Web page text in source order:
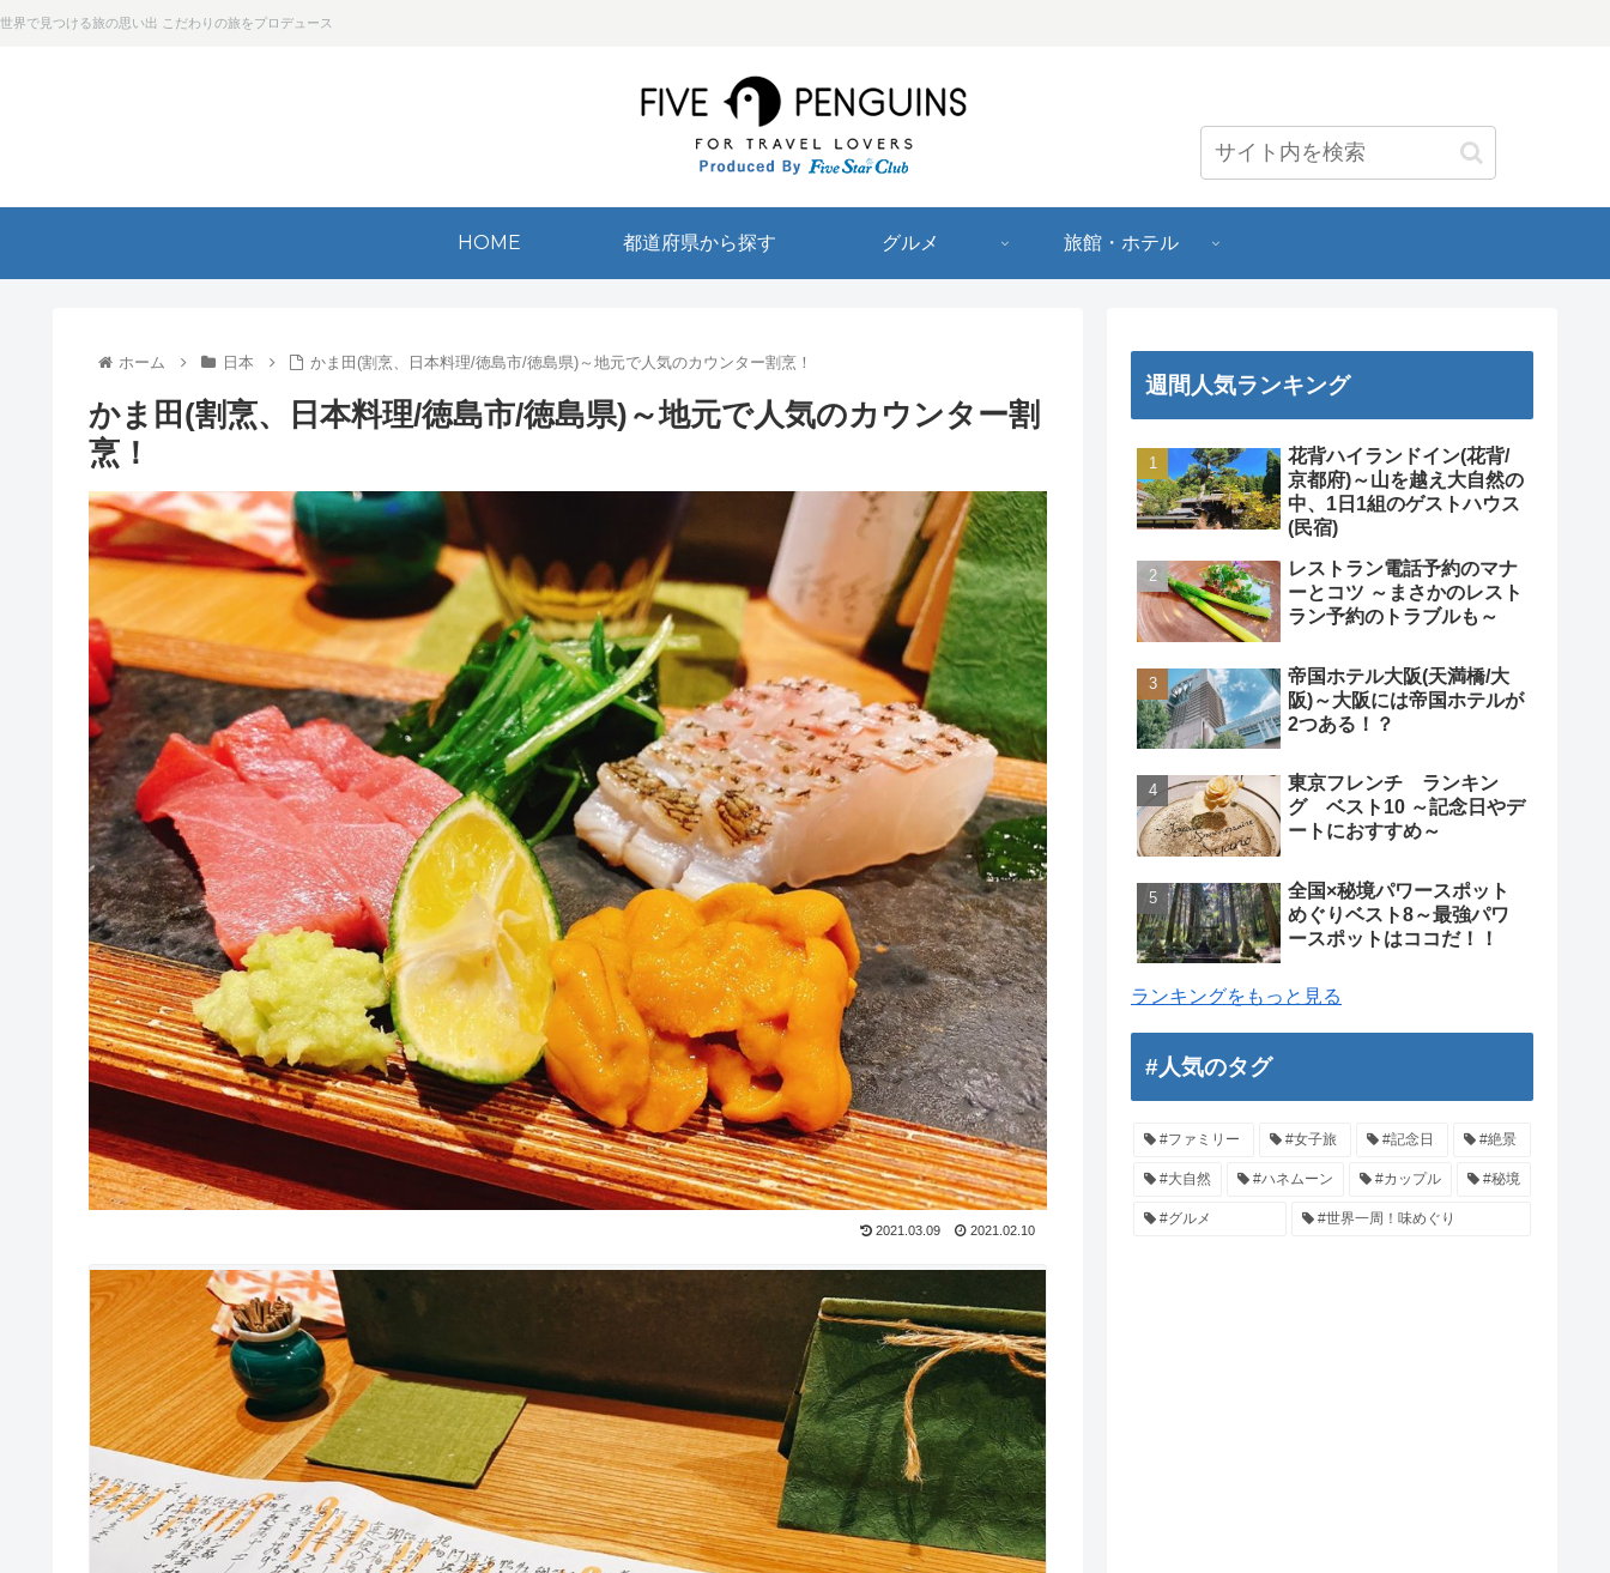
世界で見つける旅の思い出 こだわりの旅をプロデュース
HOME 都道府県から探す グルメ 旅館・ホテル
ホーム 日本 かま田(割烹、日本料理/徳島市/徳島県)～地元で人気のカウンター割烹！
かま田(割烹、日本料理/徳島市/徳島県)～地元で人気のカウンター割
烹！
2021.03.09 2021.02.10
週間人気ランキング
花背ハイランドイン(花背/
京都府)～山を越え大自然の
中、1日1組のゲストハウス
(民宿)
レストラン電話予約のマナ
ーとコツ ～まさかのレスト
ラン予約のトラブルも～
帝国ホテル大阪(天満橋/大
阪)～大阪には帝国ホテルが
2つある！？
東京フレンチ ランキン
グ ベスト10 ～記念日やデ
ートにおすすめ～
全国×秘境パワースポット
めぐりベスト8～最強パワ
ースポットはココだ！！
ランキングをもっと見る
#人気のタグ
#ファミリー #女子旅 #記念日 #絶景
#大自然 #ハネムーン #カップル #秘境
#グルメ #世界一周！味めぐり